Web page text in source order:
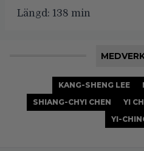
Längd: 138 min
KANG-SHENG LEE
SHIANG-CHYI CHEN
YI
YI-